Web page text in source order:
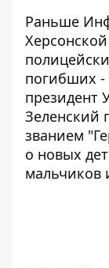
Раньше
погибших -
президент
Зеленский
званием
о новых
мальчиков